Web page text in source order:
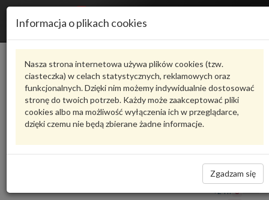
Informacja o plikach cookies
Nasza strona internetowa używa plików cookies (tzw.
ciasteczka) w celach statystycznych, reklamowych oraz
funkcjonalnych. Dzięki nim możemy indywidualnie dostosować
stronę do twoich potrzeb. Każdy może zaakceptować pliki
cookies albo ma możliwość wyłączenia ich w przeglądarce,
dzięki czemu nie będą zbierane żadne informacje.
Zgadzam się
Karta produktu
4M0804175BVAG
VAG - produkt oryginalny VW AUDI SEAT SKODA
Adapter 4M0804175B VAG
170,67 zł
Dostępność
Wrocław 0
+24 h 8